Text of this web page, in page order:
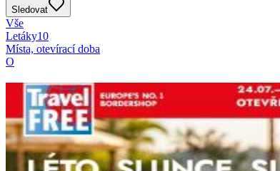
Sledovat
Vše
Letáky10
Místa, otevírací doba
O